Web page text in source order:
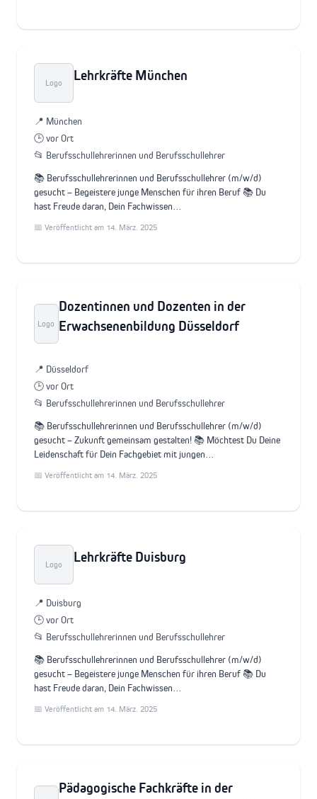
Logo Lehrkräfte München
📍 München
🕒 vor Ort
📂 Berufsschullehrerinnen und Berufsschullehrer
📚 Berufsschullehrerinnen und Berufsschullehrer (m/w/d)
gesucht – Begeistere junge Menschen für ihren Beruf 📚 Du
hast Freude daran, Dein Fachwissen…
📅 Veröffentlicht am 14. März. 2025
Logo
Dozentinnen und Dozenten in der
Erwachsenenbildung Düsseldorf
📍 Düsseldorf
🕒 vor Ort
📂 Berufsschullehrerinnen und Berufsschullehrer
📚 Berufsschullehrerinnen und Berufsschullehrer (m/w/d)
gesucht – Zukunft gemeinsam gestalten! 📚 Möchtest Du Deine
Leidenschaft für Dein Fachgebiet mit jungen…
📅 Veröffentlicht am 14. März. 2025
Logo Lehrkräfte Duisburg
📍 Duisburg
🕒 vor Ort
📂 Berufsschullehrerinnen und Berufsschullehrer
📚 Berufsschullehrerinnen und Berufsschullehrer (m/w/d)
gesucht – Begeistere junge Menschen für ihren Beruf 📚 Du
hast Freude daran, Dein Fachwissen…
📅 Veröffentlicht am 14. März. 2025
Pädagogische Fachkräfte in der